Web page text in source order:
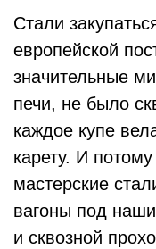
Стали
европейской
значительные
печи, не было
каждое купе
карету. И
мастерские
вагоны под
и сквозной